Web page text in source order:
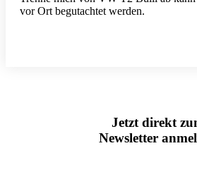
vor Ort begutachtet werden.
Jetzt direkt
Newsletter